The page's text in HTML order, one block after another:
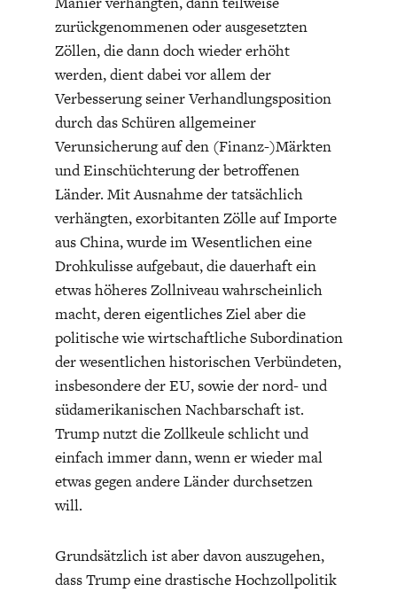
zurückgenommenen oder ausgesetzten
Zöllen, die dann doch wieder erhöht
werden, dient dabei vor allem der
Verbesserung seiner Verhandlungsposition
durch das Schüren allgemeiner
Verunsicherung auf den (Finanz-)Märkten
und Einschüchterung der betroffenen
Länder. Mit Ausnahme der tatsächlich
verhängten, exorbitanten Zölle auf Importe
aus China, wurde im Wesentlichen eine
Drohkulisse aufgebaut, die dauerhaft ein
etwas höheres Zollniveau wahrscheinlich
macht, deren eigentliches Ziel aber die
politische wie wirtschaftliche Subordination
der wesentlichen historischen Verbündeten,
insbesondere der EU, sowie der nord- und
südamerikanischen Nachbarschaft ist.
Trump nutzt die Zollkeule schlicht und
einfach immer dann, wenn er wieder mal
etwas gegen andere Länder durchsetzen
will.
Grundsätzlich ist aber davon auszugehen,
dass Trump eine drastische Hochzollpolitik